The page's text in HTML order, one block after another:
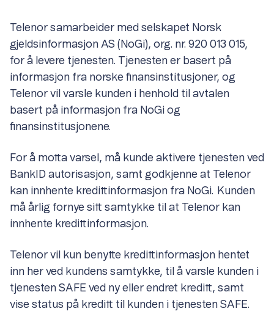
Telenor samarbeider med selskapet Norsk
gjeldsinformasjon AS (NoGi), org. nr. 920 013 015,
for å levere tjenesten. Tjenesten er basert på
informasjon fra norske finansinstitusjoner, og
Telenor vil varsle kunden i henhold til avtalen
basert på informasjon fra NoGi og
finansinstitusjonene.
For å motta varsel, må kunde aktivere tjenesten ved
BankID autorisasjon, samt godkjenne at Telenor
kan innhente kredittinformasjon fra NoGi. Kunden
må årlig fornye sitt samtykke til at Telenor kan
innhente kredittinformasjon.
Telenor vil kun benytte kredittinformasjon hentet
inn her ved kundens samtykke, til å varsle kunden i
tjenesten SAFE ved ny eller endret kreditt, samt
vise status på kreditt til kunden i tjenesten SAFE.